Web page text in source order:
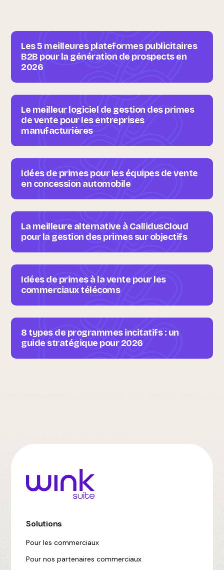
Les 5 meilleures plateformes publicitaires
B2B pour la génération de prospects en
2026
Le meilleur logiciel de gestion des primes
de vente pour les entreprises
manufacturières
Idées de primes pour les équipes de vente
en concession automobile
La meilleure alternative à CallidusCloud
pour la gestion des primes sur objectifs
Idées de primes à la vente pour les
commerciaux télécoms
8 types de programmes incitatifs : un
guide stratégique pour 2026
Solutions
Pour les commerciaux
Pour nos partenaires commerciaux